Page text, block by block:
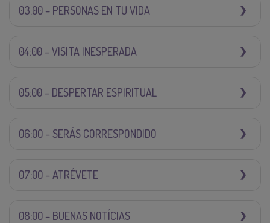
03:00 – PERSONAS EN TU VIDA
04:00 – VISITA INESPERADA
05:00 – DESPERTAR ESPIRITUAL
06:00 – SERÁS CORRESPONDIDO
07:00 – ATRÉVETE
08:00 – BUENAS NOTÍCIAS